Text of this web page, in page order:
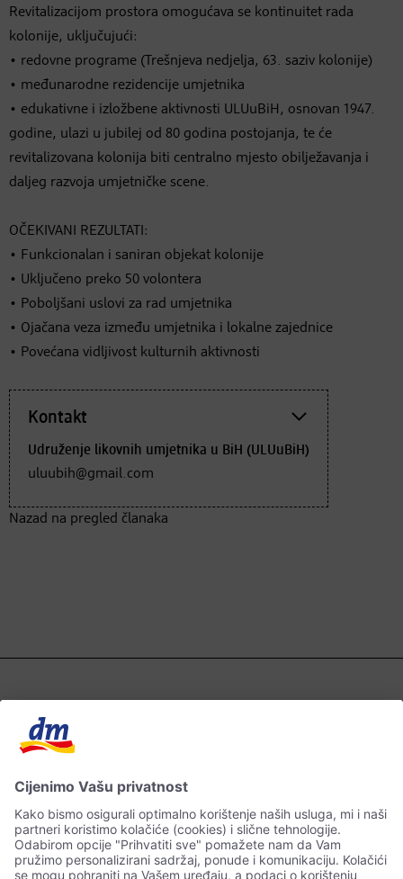
Revitalizacijom prostora omogućava se kontinuitet rada
kolonije, uključujući:
• redovne programe (Trešnjeva nedjelja, 63. saziv kolonije)
• međunarodne rezidencije umjetnika
• edukativne i izložbene aktivnosti ULUuBiH, osnovan 1947.
godine, ulazi u jubilej od 80 godina postojanja, te će
revitalizovana kolonija biti centralno mjesto obilježavanja i
daljeg razvoja umjetničke scene.
OČEKIVANI REZULTATI:
• Funkcionalan i saniran objekat kolonije
• Uključeno preko 50 volontera
• Poboljšani uslovi za rad umjetnika
• Ojačana veza između umjetnika i lokalne zajednice
• Povećana vidljivost kulturnih aktivnosti
Kontakt
Udruženje likovnih umjetnika u BiH (ULUuBiH)
uluubih@gmail.com
Nazad na pregled članaka